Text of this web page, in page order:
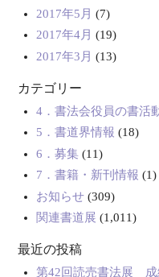
2017年5月 (7)
2017年4月 (19)
2017年3月 (13)
カテゴリー
4．書法会役員の書活
5．書道界情報 (18)
6．募集(11)
7．書籍・新刊情報 (1)
お知らせ(309)
関連書道展 (1,011)
最近の投稿
第42回読売書法展 成